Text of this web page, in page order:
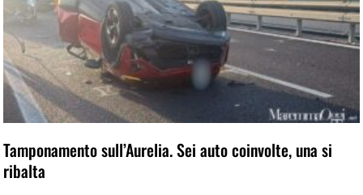
Tamponamento sull’Aurelia. Sei auto coinvolte, una si
ribalta